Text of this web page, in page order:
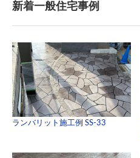
新着一般住宅事例
ランバリット施工例 SS-33